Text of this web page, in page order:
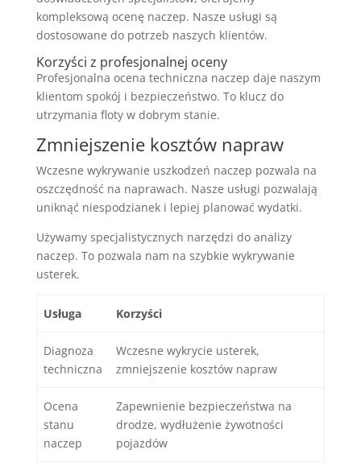
kompleksową ocenę naczep. Nasze usługi są
dostosowane do potrzeb naszych klientów.
Korzyści z profesjonalnej oceny
Profesjonalna ocena techniczna naczep daje naszym
klientom spokój i bezpieczeństwo. To klucz do
utrzymania floty w dobrym stanie.
Zmniejszenie kosztów napraw
Wczesne wykrywanie uszkodzeń naczep pozwala na
oszczędność na naprawach. Nasze usługi pozwalają
uniknąć niespodzianek i lepiej planować wydatki.
Używamy specjalistycznych narzędzi do analizy
naczep. To pozwala nam na szybkie wykrywanie
usterek.
Usługa Korzyści
Diagnoza
techniczna
Wczesne wykrycie usterek,
zmniejszenie kosztów napraw
Ocena
stanu
naczep
Zapewnienie bezpieczeństwa na
drodze, wydłużenie żywotności
pojazdów